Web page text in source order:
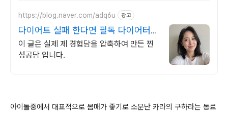
https://blog.naver.com/adq6u 광고
다이어트 실패 한다면 필독 다이어터
김아연
이 글은 실제 제 경험담을 압축하여 만든 찐
성공담 입니다.
아이돌중에서 대표적으로 몸매가 좋기로 소문난 카라의 구하라는 동료